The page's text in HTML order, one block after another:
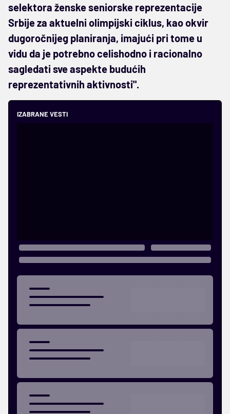
selektora ženske seniorske reprezentacije
Srbije za aktuelni olimpijski ciklus, kao okvir
dugoročnijeg planiranja, imajući pri tome u
vidu da je potrebno celishodno i racionalno
sagledati sve aspekte budućih
reprezentativnih aktivnosti".
IZABRANE VESTI